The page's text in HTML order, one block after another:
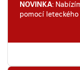
NOVINKA:
pomocí